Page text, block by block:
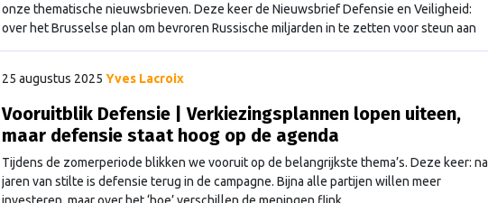
onze thematische nieuwsbrieven. Deze keer de Nieuwsbrief Defensie en Veiligheid:
over het Brusselse plan om bevroren Russische miljarden in te zetten voor steun aan
25 augustus 2025 Yves Lacroix
Vooruitblik Defensie | Verkiezingsplannen lopen uiteen,
maar defensie staat hoog op de agenda
Tijdens de zomerperiode blikken we vooruit op de belangrijkste thema’s. Deze keer: na
jaren van stilte is defensie terug in de campagne. Bijna alle partijen willen meer
investeren, maar over het ‘hoe’ verschillen de meningen flink.